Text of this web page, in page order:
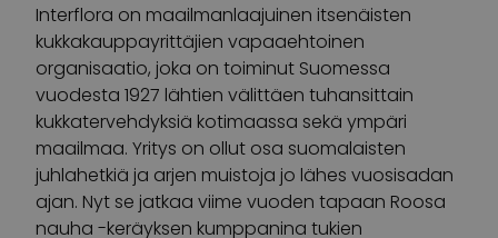
Interflora on maailmanlaajuinen itsenäisten
kukkakauppayrittäjien vapaaehtoinen
organisaatio, joka on toiminut Suomessa
vuodesta 1927 lähtien välittäen tuhansittain
kukkatervehdyksiä kotimaassa sekä ympäri
maailmaa. Yritys on ollut osa suomalaisten
juhlahetkiä ja arjen muistoja jo lähes vuosisadan
ajan. Nyt se jatkaa viime vuoden tapaan Roosa
nauha -keräyksen kumppanina tukien